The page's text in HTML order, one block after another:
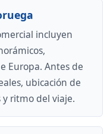
incluyen
Europa. Antes de
ubicación de
ritmo del viaje.